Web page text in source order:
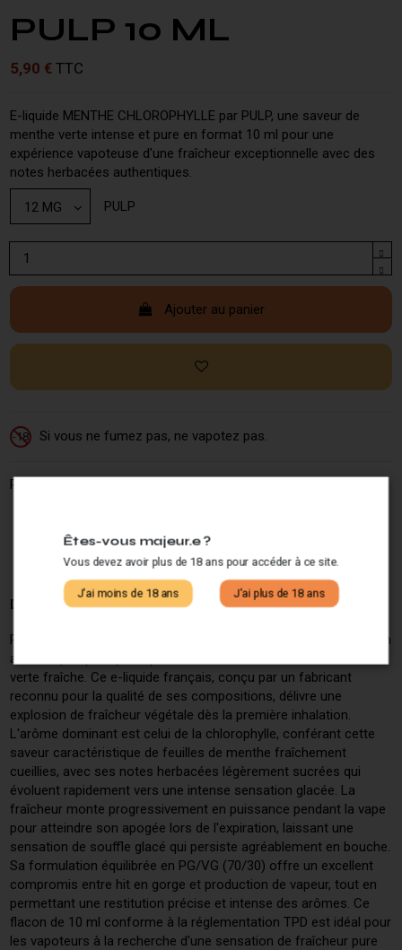
PULP 10 ML
5,90 €TTC
E-liquide MENTHE CHLOROPHYLLE par PULP, une saveur de
menthe verte intense et pure en format 10 ml pour une
expérience vapoteuse d'une fraîcheur exceptionnelle avec des
notes herbacées authentiques.
PULP
Ajouter au panier
-18 Si vous ne fumez pas, ne vapotez pas.
Partagez ce produit :
Description
PULP nous offre avec sa MENTHE CHLOROPHYLLE une création
aromatique qui capture parfaitement l'essence de la menthe
verte fraîche. Ce e-liquide français, conçu par un fabricant
reconnu pour la qualité de ses compositions, délivre une
explosion de fraîcheur végétale dès la première inhalation.
L'arôme dominant est celui de la chlorophylle, conférant cette
saveur caractéristique de feuilles de menthe fraîchement
cueillies, avec ses notes herbacées légèrement sucrées qui
évoluent rapidement vers une intense sensation glacée. La
fraîcheur monte progressivement en puissance pendant la vape
pour atteindre son apogée lors de l'expiration, laissant une
sensation de souffle glacé qui persiste agréablement en bouche.
Sa formulation équilibrée en PG/VG (70/30) offre un excellent
compromis entre hit en gorge et production de vapeur, tout en
permettant une restitution précise et intense des arômes. Ce
flacon de 10 ml conforme à la réglementation TPD est idéal pour
les vapoteurs à la recherche d'une sensation de fraîcheur pure
Êtes-vous majeur.e ?
Vous devez avoir plus de 18 ans pour accéder à ce site.
J'ai moins de 18 ans J'ai plus de 18 ans